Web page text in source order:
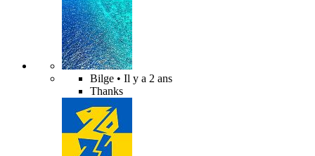
Bilge • Il y a 2 ans
Thanks